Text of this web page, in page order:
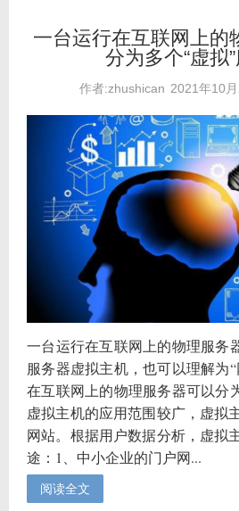
一台运行在互联网上的
分为多个“虚拟
作者:zhushican 2021年10月
一台运行在互联网上的物理服务
服务器虚拟主机，也可以理解为
在互联网上的物理服务器可以分
虚拟主机的应用范围较广，虚拟
网站。根据用户数据分析，虚拟
途：1、中小企业的门户网...
阅读全文